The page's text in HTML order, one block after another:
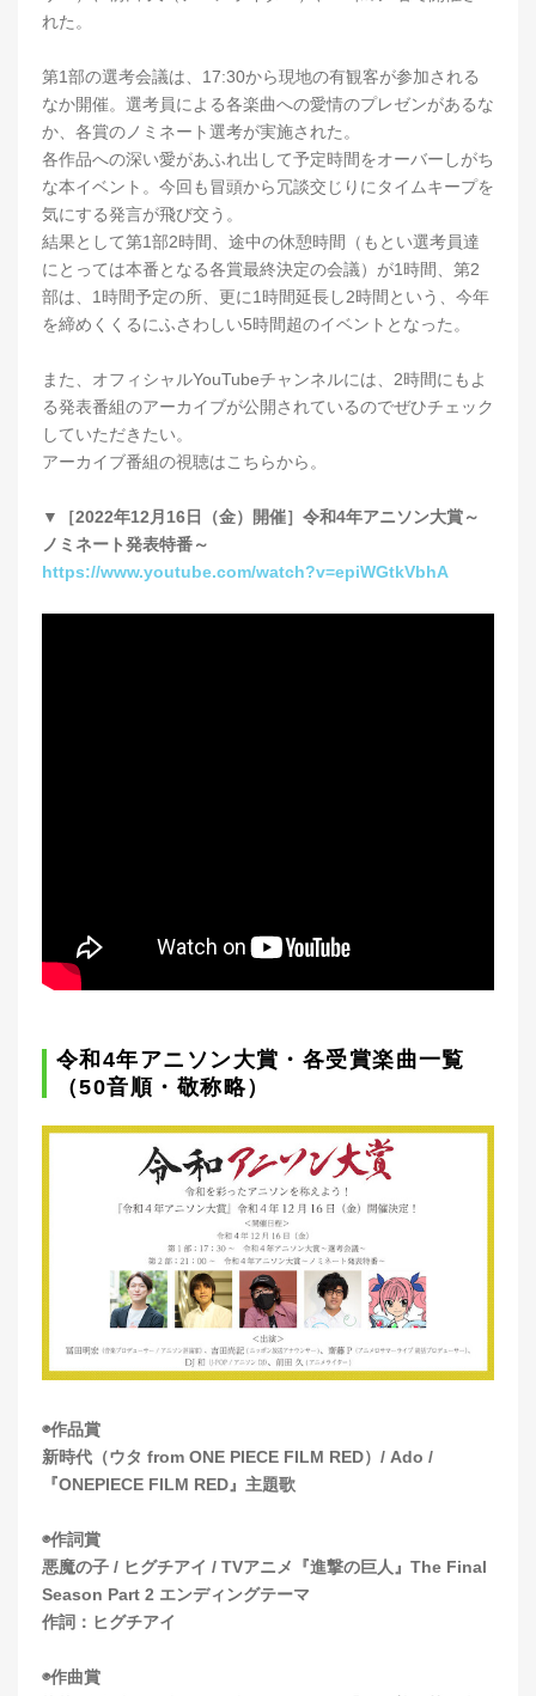
れた。
第1部の選考会議は、17:30から現地の有観客が参加される
なか開催。選考員による各楽曲への愛情のプレゼンがあるな
か、各賞のノミネート選考が実施された。
各作品への深い愛があふれ出して予定時間をオーバーしがち
な本イベント。今回も冒頭から冗談交じりにタイムキープを
気にする発言が飛び交う。
結果として第1部2時間、途中の休憩時間（もとい選考員達
にとっては本番となる各賞最終決定の会議）が1時間、第2
部は、1時間予定の所、更に1時間延長し2時間という、今年
を締めくくるにふさわしい5時間超のイベントとなった。
また、オフィシャルYouTubeチャンネルには、2時間にもよ
る発表番組のアーカイブが公開されているのでぜひチェック
していただきたい。
アーカイブ番組の視聴はこちらから。
▼［2022年12月16日（金）開催］令和4年アニソン大賞～
ノミネート発表特番～
https://www.youtube.com/watch?v=epiWGtkVbhA
令和4年アニソン大賞・各受賞楽曲一覧
（50音順・敬称略）
◉作品賞
新時代（ウタ from ONE PIECE FILM RED）/ Ado /
『ONEPIECE FILM RED』主題歌
◉作詞賞
悪魔の子 / ヒグチアイ / TVアニメ『進撃の巨人』The Final
Season Part 2 エンディングテーマ
作詞：ヒグチアイ
◉作曲賞